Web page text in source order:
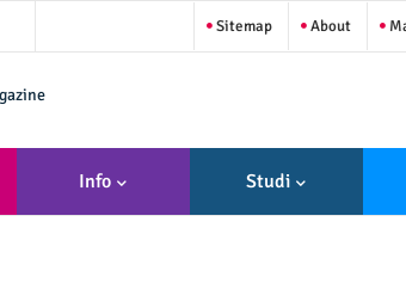
Sitemap About
Info Studi